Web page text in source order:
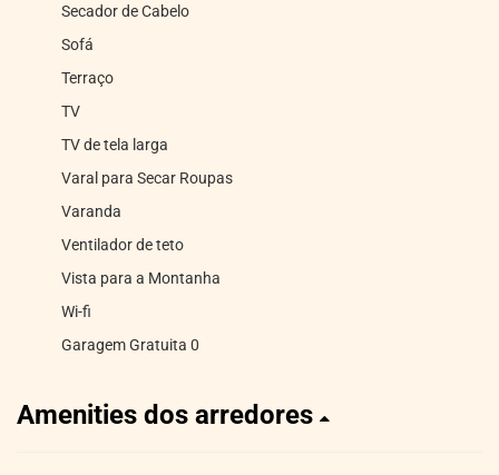
Secador de Cabelo
Sofá
Terraço
TV
TV de tela larga
Varal para Secar Roupas
Varanda
Ventilador de teto
Vista para a Montanha
Wi-fi
Garagem Gratuita 0
Amenities dos arredores